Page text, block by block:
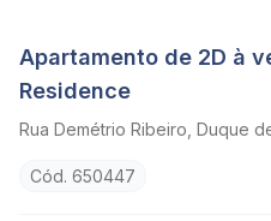
Apartamento de 2D à
Residence
Rua Demétrio Ribeiro, Duque
Cód. 650447